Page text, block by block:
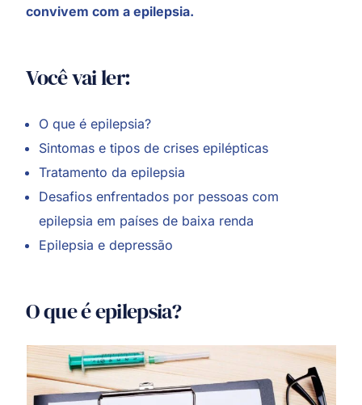
convivem com a epilepsia.
Você vai ler:
O que é epilepsia?
Sintomas e tipos de crises epilépticas
Tratamento da epilepsia
Desafios enfrentados por pessoas com
epilepsia em países de baixa renda
Epilepsia e depressão
O que é epilepsia?